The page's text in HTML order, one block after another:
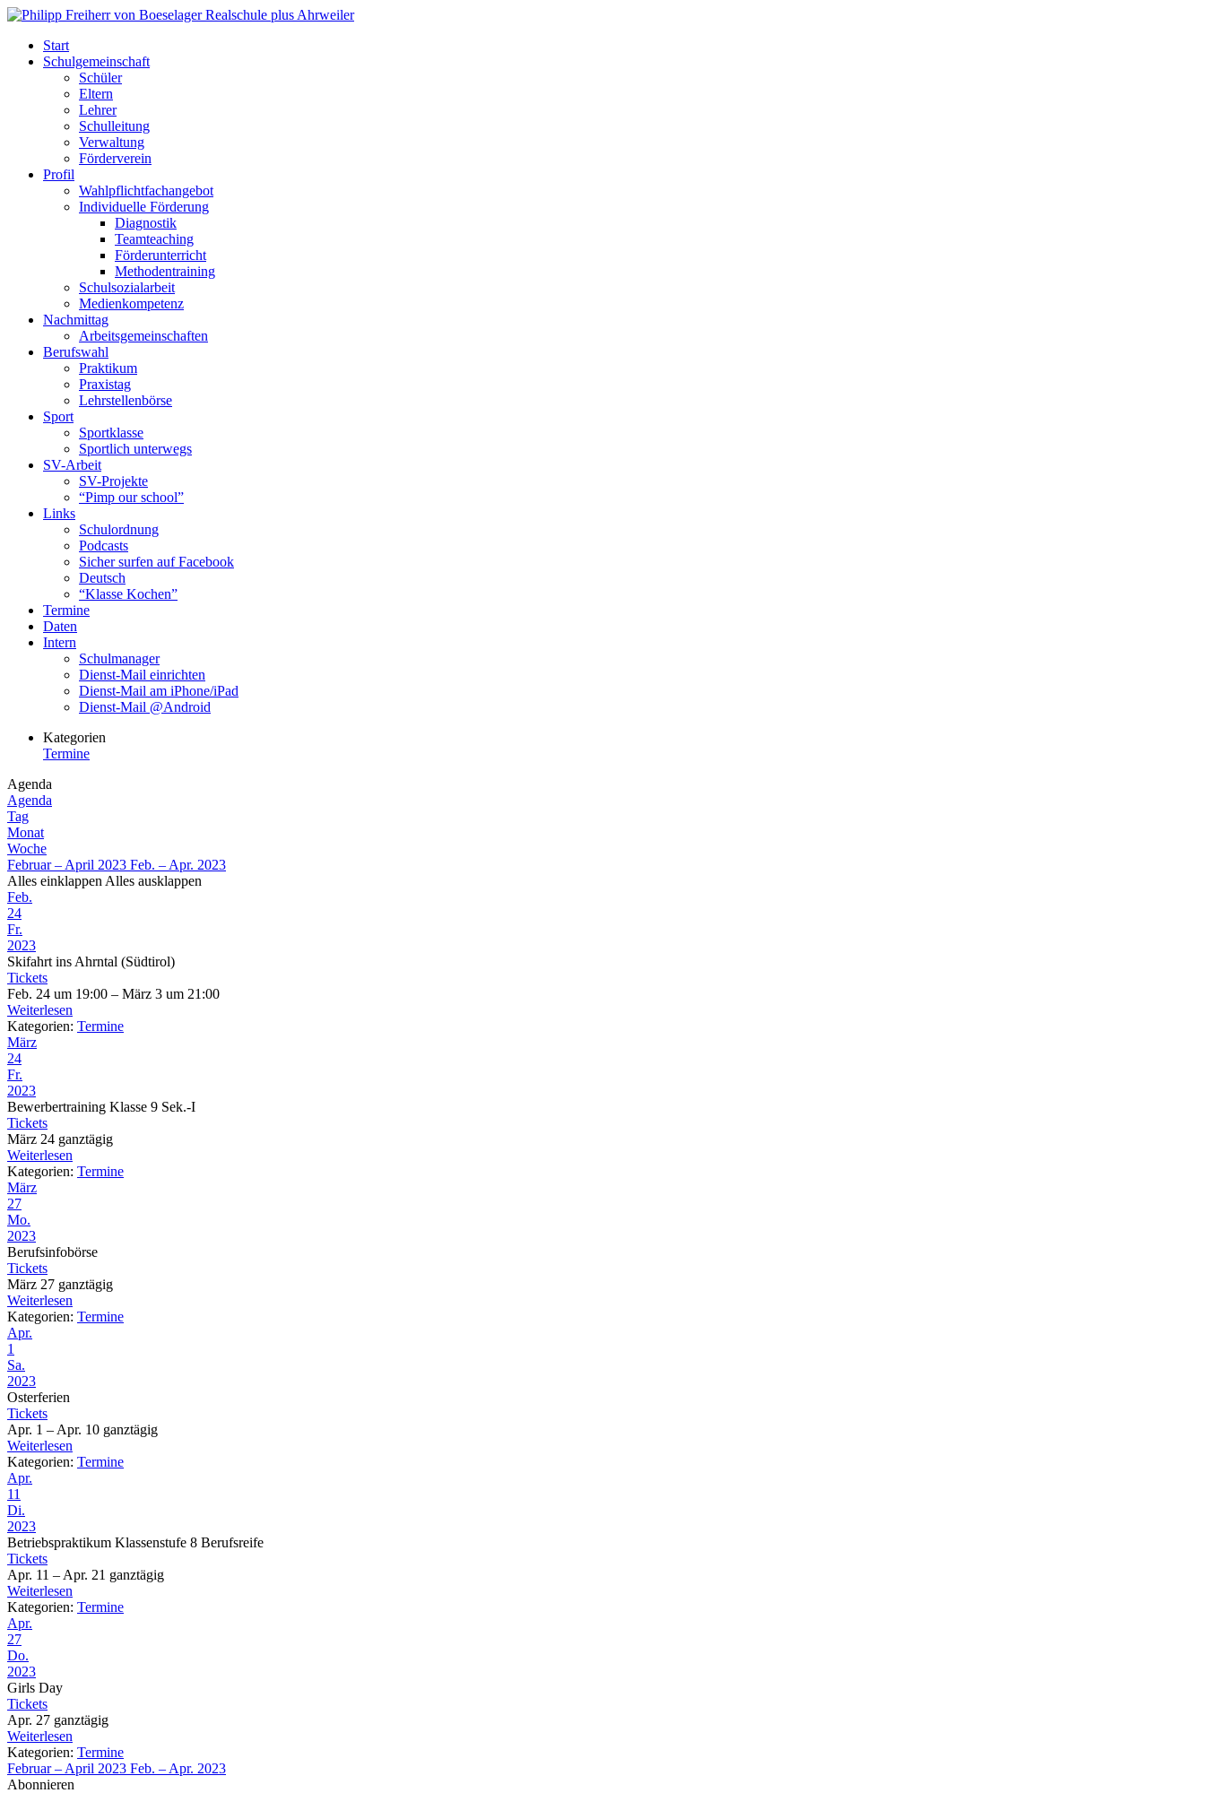
Start
Schulgemeinschaft
Schüler
Eltern
Lehrer
Schulleitung
Verwaltung
Förderverein
Profil
Wahlpflichtfachangebot
Individuelle Förderung
Diagnostik
Teamteaching
Förderunterricht
Methodentraining
Schulsozialarbeit
Medienkompetenz
Nachmittag
Arbeitsgemeinschaften
Berufswahl
Praktikum
Praxistag
Lehrstellenbörse
Sport
Sportklasse
Sportlich unterwegs
SV-Arbeit
SV-Projekte
“Pimp our school”
Links
Schulordnung
Podcasts
Sicher surfen auf Facebook
Deutsch
“Klasse Kochen”
Termine
Daten
Intern
Schulmanager
Dienst-Mail einrichten
Dienst-Mail am iPhone/iPad
Dienst-Mail @Android
Kategorien
Termine
Agenda
Agenda
Tag
Monat
Woche
Februar – April 2023 Feb. – Apr. 2023
Alles einklappen Alles ausklappen
Feb.
24
Fr.
2023
Skifahrt ins Ahrntal (Südtirol)
Tickets
Feb. 24 um 19:00 – März 3 um 21:00
Weiterlesen
Kategorien: Termine
März
24
Fr.
2023
Bewerbertraining Klasse 9 Sek.-I
Tickets
März 24 ganztägig
Weiterlesen
Kategorien: Termine
März
27
Mo.
2023
Berufsinfobörse
Tickets
März 27 ganztägig
Weiterlesen
Kategorien: Termine
Apr.
1
Sa.
2023
Osterferien
Tickets
Apr. 1 – Apr. 10 ganztägig
Weiterlesen
Kategorien: Termine
Apr.
11
Di.
2023
Betriebspraktikum Klassenstufe 8 Berufsreife
Tickets
Apr. 11 – Apr. 21 ganztägig
Weiterlesen
Kategorien: Termine
Apr.
27
Do.
2023
Girls Day
Tickets
Apr. 27 ganztägig
Weiterlesen
Kategorien: Termine
Februar – April 2023 Feb. – Apr. 2023
Abonnieren